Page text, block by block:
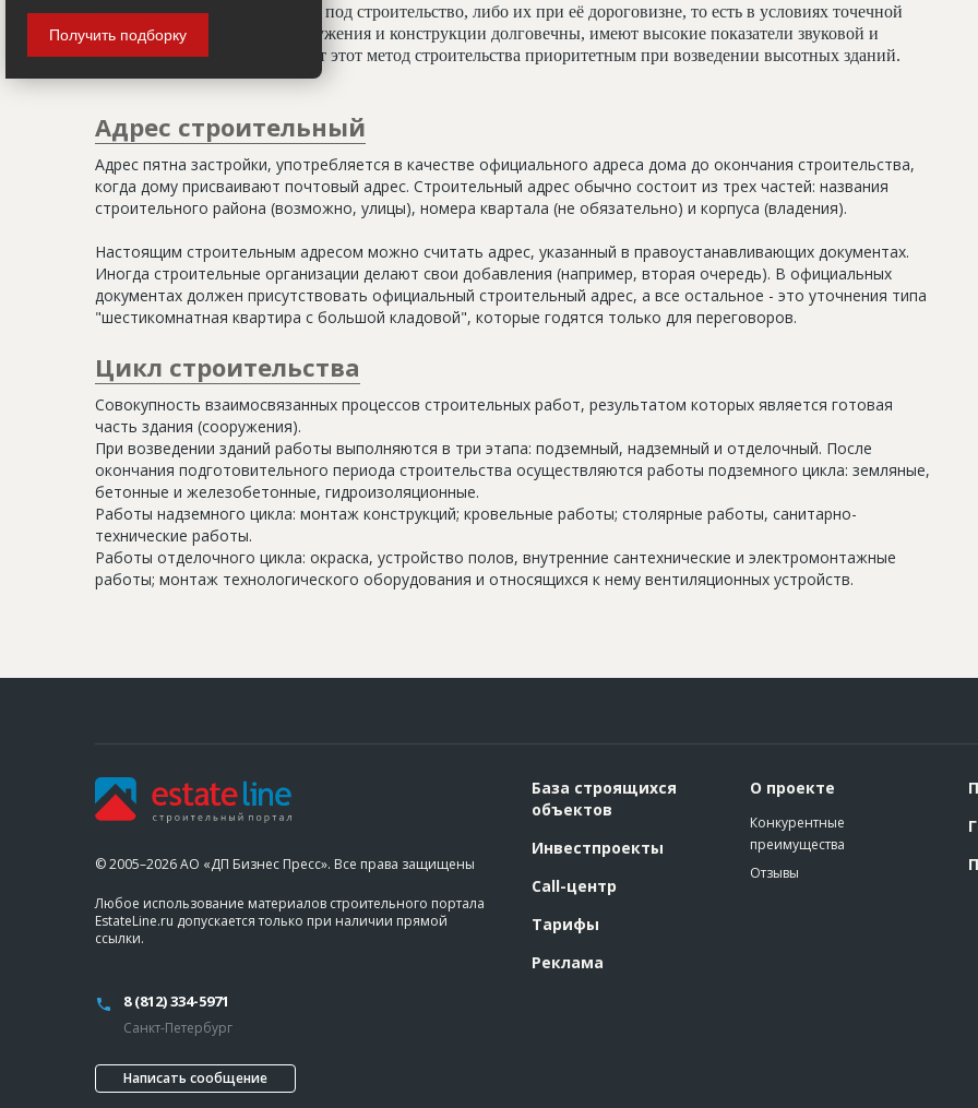
условиях недостатка площади под строительство, либо их при её дороговизне, то есть в условиях точечной
застройки. Монолитные сооружения и конструкции долговечны, имеют высокие показатели звуковой и
тепловой изоляции, что делает этот метод строительства приоритетным при возведении высотных зданий.
Адрес строительный
Адрес пятна застройки, употребляется в качестве официального адреса дома до окончания строительства,
когда дому присваивают почтовый адрес. Строительный адрес обычно состоит из трех частей: названия
строительного района (возможно, улицы), номера квартала (не обязательно) и корпуса (владения).
Настоящим строительным адресом можно считать адрес, указанный в правоустанавливающих документах.
Иногда строительные организации делают свои добавления (например, вторая очередь). В официальных
документах должен присутствовать официальный строительный адрес, а все остальное - это уточнения типа
"шестикомнатная квартира с большой кладовой", которые годятся только для переговоров.
Цикл строительства
Совокупность взаимосвязанных процессов строительных работ, результатом которых является готовая
часть здания (сооружения).
При возведении зданий работы выполняются в три этапа: подземный, надземный и отделочный. После
окончания подготовительного периода строительства осуществляются работы подземного цикла: земляные,
бетонные и железобетонные, гидроизоляционные.
Работы надземного цикла: монтаж конструкций; кровельные работы; столярные работы, санитарно-
технические работы.
Работы отделочного цикла: окраска, устройство полов, внутренние сантехнические и электромонтажные
работы; монтаж технологического оборудования и относящихся к нему вентиляционных устройств.
© 2005–2026 АО «ДП Бизнес Пресс». Все права защищены
Любое использование материалов строительного портала
EstateLine.ru допускается только при наличии прямой
ссылки.
8 (812) 334-5971
Санкт-Петербург
Написать сообщение
База строящихся
объектов
Инвестпроекты
Call-центр
Тарифы
Реклама
О проекте
Конкурентные
преимущества
Отзывы
Получить подборку